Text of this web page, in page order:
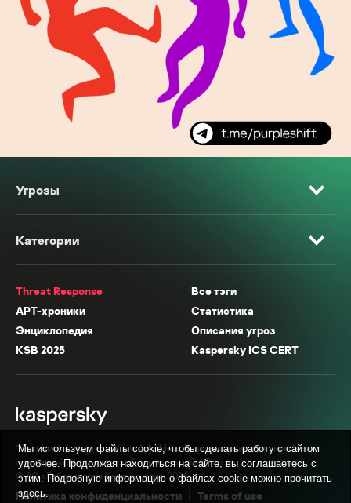
Угрозы
Категории
Threat Response
Все тэги
APT-хроники
Статистика
Энциклопедия
Описания угроз
KSB 2025
Kaspersky ICS CERT
* Facebook, Instagram, WhatsApp, Meta AI принадлежат компании Meta,
признанной экстремистской организацией в России.
© АО «Лаборатория Касперского», 2026.
Политика конфиденциальности Terms of use
Мы используем файлы cookie, чтобы сделать работу с сайтом
удобнее. Продолжая находиться на сайте, вы соглашаетесь с
этим. Подробную информацию о файлах cookie можно прочитать
здесь.